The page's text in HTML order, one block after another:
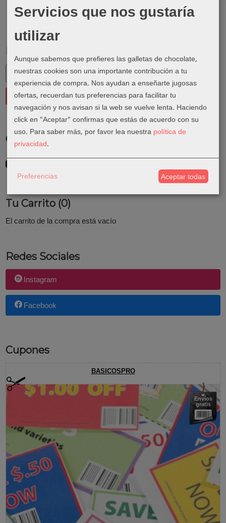
Costes de Envío
GRATIS *
Tu Carrito (0)
El carrito de la compra está vacío
Redes Sociales
Instagram
Facebook
Cupones
BASICOSPRO
Envíos
gratis
Servicios que nos gustaría
utilizar
Aunque sabemos que prefieres las galletas de chocolate,
nuestras cookies son una importante contribución a tu
experiencia de compra. Nos ayudan a enseñarte jugosas
ofertas, recuerdan tus preferencias para facilitar tu
navegación y nos avisan si la web se vuelve lenta. Haciendo
click en "Aceptar" confirmas que estás de acuerdo con su
uso. Para saber más, por favor lea nuestra política de
privacidad.
Preferencias Aceptar todas